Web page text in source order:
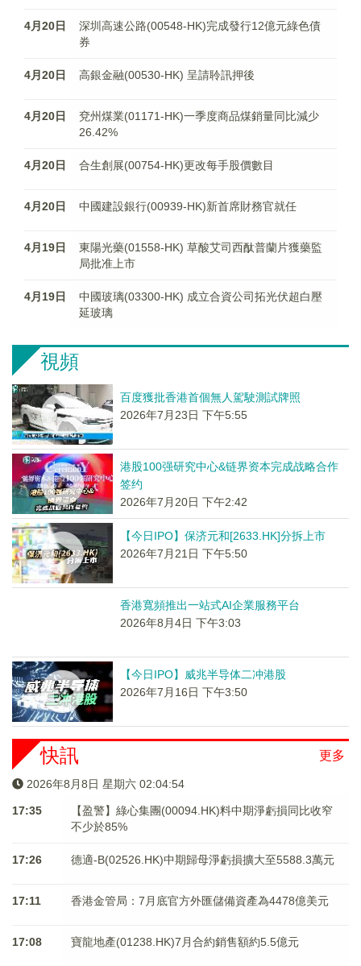
4月20日
深圳高速公路(00548-HK)完成發行12億元綠色債
券
4月20日 高銀金融(00530-HK) 呈請聆訊押後
4月20日
兗州煤業(01171-HK)一季度商品煤銷量同比減少
26.42%
4月20日 合生創展(00754-HK)更改每手股價數目
4月20日 中國建設銀行(00939-HK)新首席財務官就任
4月19日
東陽光藥(01558-HK) 草酸艾司西酞普蘭片獲藥監
局批准上市
4月19日
中國玻璃(03300-HK) 成立合資公司拓光伏超白壓
延玻璃
視頻
百度獲批香港首個無人駕駛測試牌照
2026年7月23日 下午5:55
港股100强研究中心&链界资本完成战略合作
签约
2026年7月20日 下午2:42
【今日IPO】保济元和[2633.HK]分拆上市
2026年7月21日 下午5:50
香港寬頻推出一站式AI企業服務平台
2026年8月4日 下午3:03
【今日IPO】威兆半导体二冲港股
2026年7月16日 下午3:50
更多
快訊
2026年8月8日 星期六 02:04:54
17:35
【盈警】綠心集團(00094.HK)料中期淨虧損同比收窄
不少於85%
17:26 德適-B(02526.HK)中期歸母淨虧損擴大至5588.3萬元
17:11 香港金管局：7月底官方外匯儲備資產為4478億美元
17:08 寶龍地產(01238.HK)7月合約銷售額約5.5億元